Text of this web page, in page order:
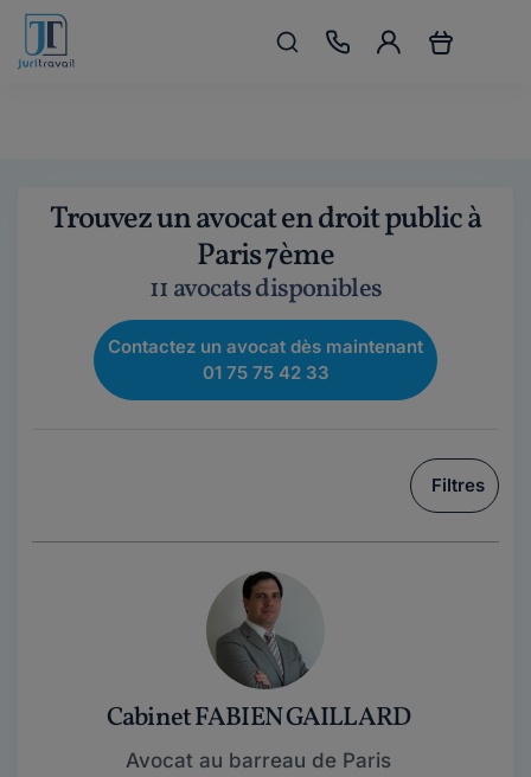
Trouvez un avocat en droit public à
Paris 7ème
11 avocats disponibles
Contactez un avocat dès maintenant
01 75 75 42 33
Filtres
Cabinet FABIEN GAILLARD
Avocat au barreau de Paris